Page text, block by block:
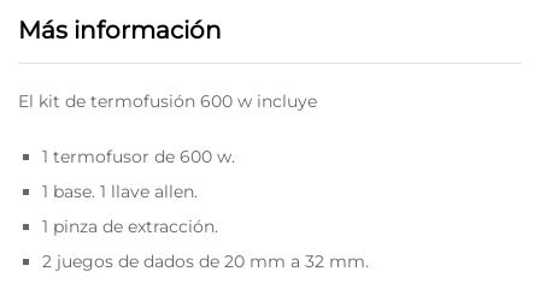
Más información
El kit de termofusión 600 w incluye
1 termofusor de 600 w.
1 base. 1 llave allen.
1 pinza de extracción.
2 juegos de dados de 20 mm a 32 mm.